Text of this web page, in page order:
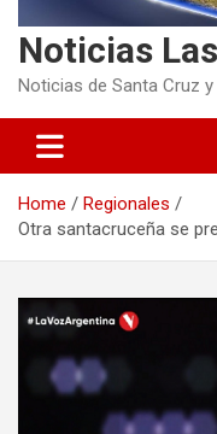
Noticias
Noticias de Santa Cruz
Home
Regionales
Otra santacruceña se